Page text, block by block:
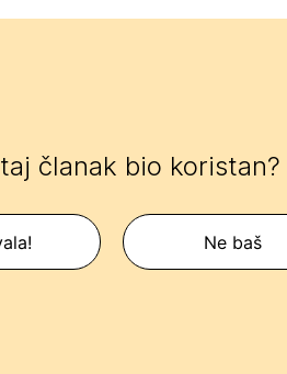
članak bio koristan?
Ne baš